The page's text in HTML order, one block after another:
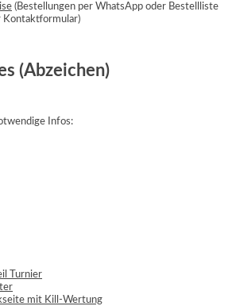
(Bestellungen per WhatsApp oder Bestellliste
Kontaktformular)
(Abzeichen)
Infos:
Turnier
mit Kill-Wertung